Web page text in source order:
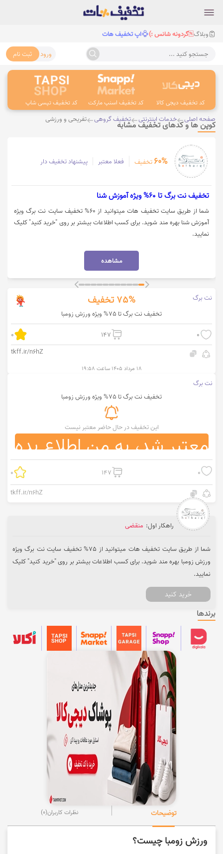
وبلاگ گردونه شانس :) اپ تخفیف هات
جستجو کنید ... ورود ثبت نام
کد تخفیف دیجی کالا کد تخفیف اسنپ مارکت کد تخفیف تپسی شاپ
صفحه اصلی خدمات اینترنتی تخفیف گروهی تفریحی و ورزشی
کوپن ها و کدهای تخفیف مشابه
60% تخفیف فعلا معتبر پیشنهاد تخفیف دار
تخفیف نت برگ تا 60% ویژه آموزش شنا
شما از طریق سایت تخفیف هات میتوانید از 60% تخفیف سایت نت برگ ویژه
آموزش شنا بهره مند شوید. برای کسب اطلاعات بیشتر بر روی "خرید کنید" کلیک
نمایید.
مشاهده
نت برگ 75% تخفیف
تخفیف نت برگ تا 75% ویژه ورزش زومبا
0
147
0
tkff.ir/n6hZ
۱۸ مرداد ۱۴۰۵ ساعت ۱۹:۵۸
نت برگ
تخفیف نت برگ تا 75% ویژه ورزش زومبا
این تخفیف در حال حاضر معتبر نیست
معتبر شد، به من اطلاع بده
0
147
0
tkff.ir/n6hZ
راهکار اول: منقضی
شما از طریق سایت تخفیف هات میتوانید از 75% تخفیف سایت نت برگ ویژه
ورزش زومبا بهره مند شوید. برای کسب اطلاعات بیشتر بر روی "خرید کنید" کلیک
نمایید.
خرید کنید
برندها
توضیحات نظرات کاربران(0)
ورزش زومبا چيست؟